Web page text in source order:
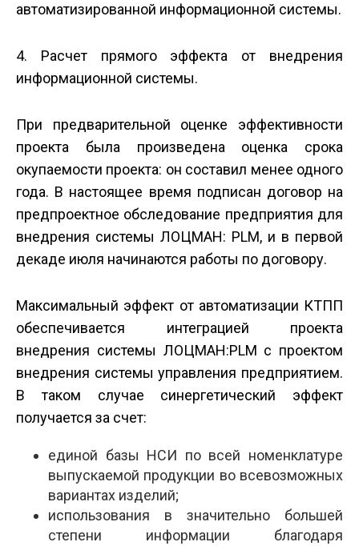
автоматизированной информационной системы.
4. Расчет прямого эффекта от внедрения
информационной системы.
При предварительной оценке эффективности
проекта была произведена оценка срока
окупаемости проекта: он составил менее одного
года. В настоящее время подписан договор на
предпроектное обследование предприятия для
внедрения системы ЛОЦМАН: PLM, и в первой
декаде июля начинаются работы по договору.
Максимальный эффект от автоматизации КТПП
обеспечивается интеграцией проекта
внедрения системы ЛОЦМАН:PLM с проектом
внедрения системы управления предприятием.
В таком случае синергетический эффект
получается за счет:
единой базы НСИ по всей номенклатуре
выпускаемой продукции во всевозможных
вариантах изделий;
использования в значительно большей
степени информации благодаря